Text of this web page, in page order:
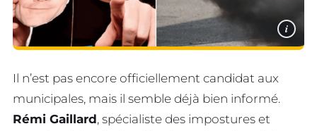
i
Il n’est pas encore officiellement candidat aux
municipales, mais il semble déjà bien informé.
Rémi Gaillard, spécialiste des impostures et